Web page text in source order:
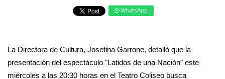
WhatsApp
La Directora de Cultura, Josefina Garrone, detalló que la
presentación del espectáculo "Latidos de una Nación" este
miércoles a las 20:30 horas en el Teatro Coliseo busca